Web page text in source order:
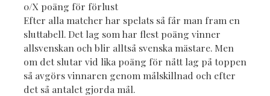
0/X poäng för förlust
Efter alla matcher har spelats så får man fram en
sluttabell. Det lag som har flest poäng vinner
allsvenskan och blir alltså svenska mästare. Men
om det slutar vid lika poäng för nått lag på toppen
så avgörs vinnaren genom målskillnad och efter
det så antalet gjorda mål.